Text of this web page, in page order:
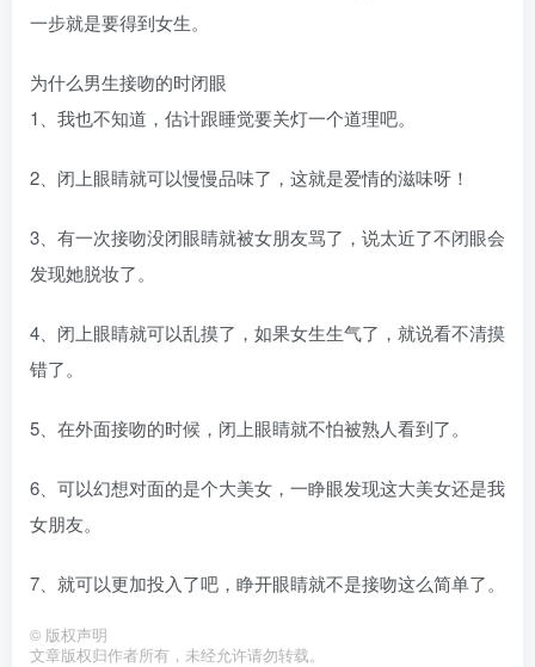
一步就是要得到女生。
为什么男生接吻的时闭眼
1、我也不知道，估计跟睡觉要关灯一个道理吧。
2、闭上眼睛就可以慢慢品味了，这就是爱情的滋味呀！
3、有一次接吻没闭眼睛就被女朋友骂了，说太近了不闭眼会
发现她脱妆了。
4、闭上眼睛就可以乱摸了，如果女生生气了，就说看不清摸
错了。
5、在外面接吻的时候，闭上眼睛就不怕被熟人看到了。
6、可以幻想对面的是个大美女，一睁眼发现这大美女还是我
女朋友。
7、就可以更加投入了吧，睁开眼睛就不是接吻这么简单了。
© 版权声明
文章版权归作者所有，未经允许请勿转载。